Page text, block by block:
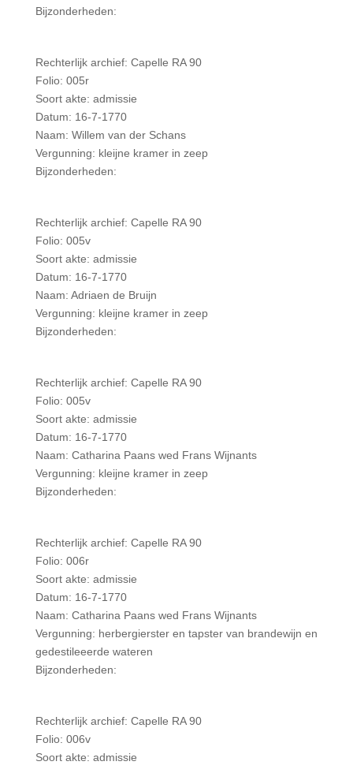
Bijzonderheden:
Rechterlijk archief: Capelle RA 90
Folio: 005r
Soort akte: admissie
Datum: 16-7-1770
Naam: Willem van der Schans
Vergunning: kleijne kramer in zeep
Bijzonderheden:
Rechterlijk archief: Capelle RA 90
Folio: 005v
Soort akte: admissie
Datum: 16-7-1770
Naam: Adriaen de Bruijn
Vergunning: kleijne kramer in zeep
Bijzonderheden:
Rechterlijk archief: Capelle RA 90
Folio: 005v
Soort akte: admissie
Datum: 16-7-1770
Naam: Catharina Paans wed Frans Wijnants
Vergunning: kleijne kramer in zeep
Bijzonderheden:
Rechterlijk archief: Capelle RA 90
Folio: 006r
Soort akte: admissie
Datum: 16-7-1770
Naam: Catharina Paans wed Frans Wijnants
Vergunning: herbergierster en tapster van brandewijn en
gedestileeerde wateren
Bijzonderheden:
Rechterlijk archief: Capelle RA 90
Folio: 006v
Soort akte: admissie